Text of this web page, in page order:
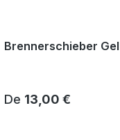
Brennerschieber Gel
Prix régulier :
De 13,00 €